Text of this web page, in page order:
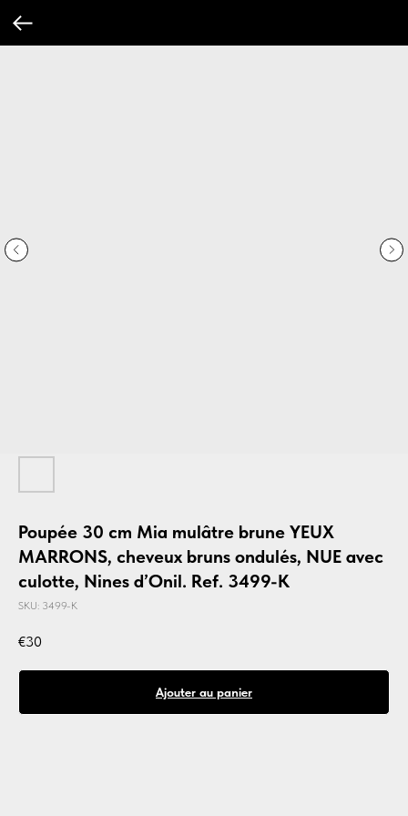
Poupée 30 cm Mia mulâtre brune YEUX
MARRONS, cheveux bruns ondulés, NUE avec
culotte, Nines d’Onil. Ref. 3499-K
SKU: 3499-K
€30
Ajouter au panier